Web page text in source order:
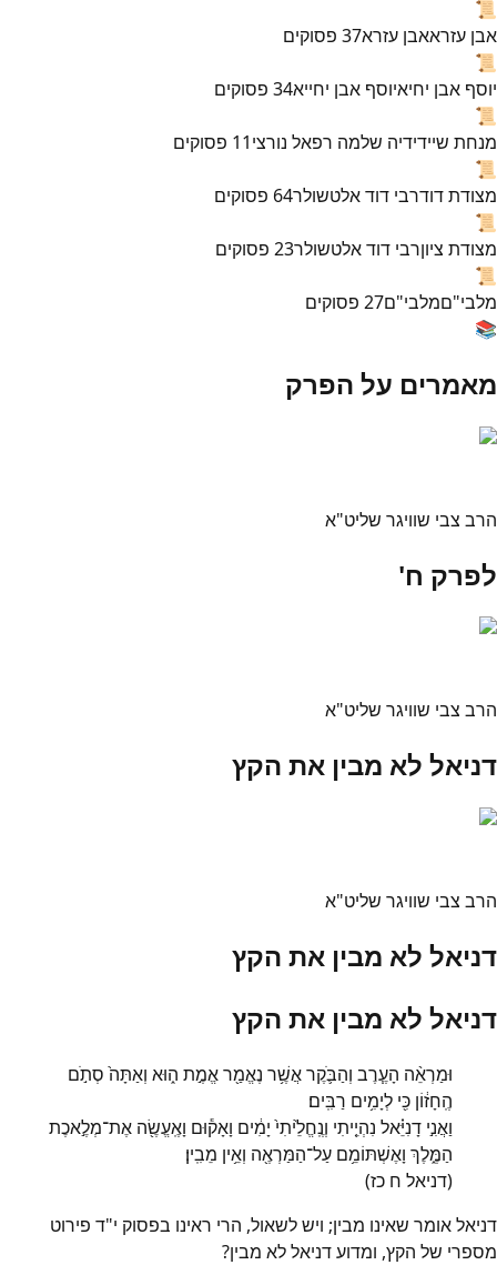
📜
אבן עזראאבן עזרא37 פסוקים
📜
יוסף אבן יחיאיוסף אבן יחייא34 פסוקים
📜
מנחת שיידידיה שלמה רפאל נורצי11 פסוקים
📜
מצודת דודרבי דוד אלטשולר64 פסוקים
📜
מצודת ציוןרבי דוד אלטשולר23 פסוקים
📜
מלבי"םמלבי"ם27 פסוקים
📚
מאמרים על הפרק
הרב צבי שוויגר שליט"א
לפרק ח'
הרב צבי שוויגר שליט"א
דניאל לא מבין את הקץ
הרב צבי שוויגר שליט"א
דניאל לא מבין את הקץ
דניאל לא מבין את הקץ
וּמַרְאֵ֨ה הָעֶ֧רֶב וְהַבֹּ֛קֶר אֲשֶׁ֥ר נֶאֱמַ֖ר אֱמֶ֣ת ה֑וּא וְאַתָּה֙ סְתֹ֣ם
הֶֽחָז֔וֹן כִּ֖י לְיָמִ֥ים רַבִּֽים׃
וַאֲנִ֣י דָנִיֵּ֗אל נִהְיֵ֤יתִי וְנֶֽחֱלֵ֙יתִי֙ יָמִ֔ים וָאָק֕וּם וָאֶֽעֱשֶׂ֖ה אֶת־מְלֶ֣אכֶת
הַמֶּ֑לֶךְ וָאֶשְׁתּוֹמֵ֥ם עַל־הַמַּרְאֶ֖ה וְאֵ֥ין מֵבִֽין׃
(דניאל ח כז)
דניאל אומר שאינו מבין; ויש לשאול, הרי ראינו בפסוק י"ד פירוט
מספרי של הקץ, ומדוע דניאל לא מבין?